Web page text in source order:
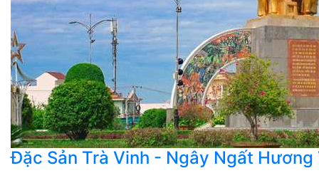
Đặc Sản Trà Vinh - Ngây Ngất Hương